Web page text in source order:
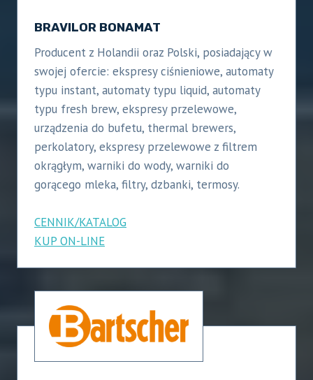
BRAVILOR BONAMAT
Producent z Holandii oraz Polski, posiadający w
swojej ofercie: ekspresy ciśnieniowe, automaty
typu instant, automaty typu liquid, automaty
typu fresh brew, ekspresy przelewowe,
urządzenia do bufetu, thermal brewers,
perkolatory, ekspresy przelewowe z filtrem
okrągłym, warniki do wody, warniki do
gorącego mleka, filtry, dzbanki, termosy.
CENNIK/KATALOG
KUP ON-LINE